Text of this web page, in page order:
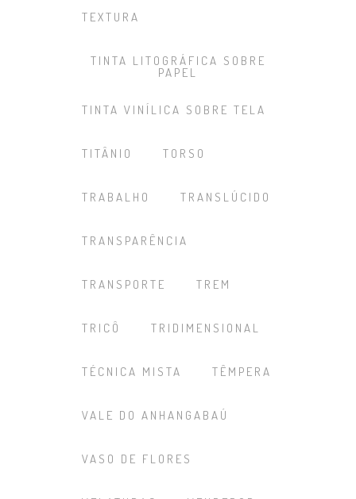
TEXTURA
TINTA LITOGRÁFICA SOBRE
PAPEL
TINTA VINÍLICA SOBRE TELA
TITÂNIO TORSO
TRABALHO TRANSLÚCIDO
TRANSPARÊNCIA
TRANSPORTE TREM
TRICÔ TRIDIMENSIONAL
TÉCNICA MISTA TÊMPERA
VALE DO ANHANGABAÚ
VASO DE FLORES